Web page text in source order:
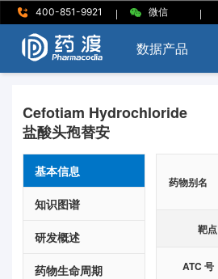
400-851-9921 | 微信 |
数据产品
Cefotiam Hydrochloride
盐酸头孢替安
基本信息
知识图谱
研发概述
药物生命周期
药物别名
靶点
ATC 号